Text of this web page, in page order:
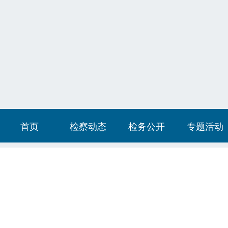
首页 检察动态 检务公开 专题活动